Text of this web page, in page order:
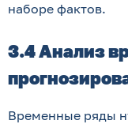
наборе фактов.
3.4 Анализ
Временные ряды